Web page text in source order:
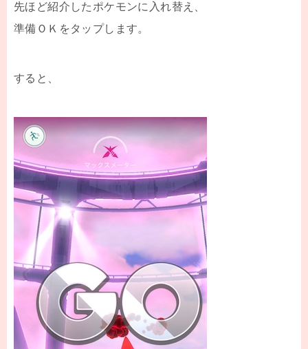
先ほど紹介したポケモンに入れ替え、
準備ＯＫをタップします。
すると、